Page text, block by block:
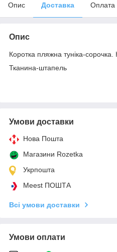
Опис Доставка Оплата
Опис
Коротка пляжна туніка-
Тканина-штапель
Умови доставки
Нова Пошта
Магазини Rozetka
Укрпошта
Meest ПОШТА
Всі умови доставки
Умови оплати